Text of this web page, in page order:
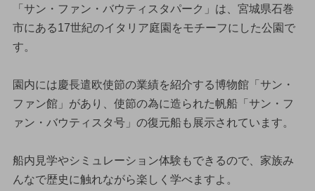
「サン・ファン・バウティスタパーク」は、宮城県石巻
市にある17世紀のイタリア庭園をモチーフにした公園で
す。
園内には慶長遣欧使節の業績を紹介する博物館「サン・
ファン館」があり、使節の為に造られた帆船「サン・フ
ァン・バウティスタ号」の復元船も展示されています。
船内見学やシミュレーション体験もできるので、家族み
んなで歴史に触れながら楽しく学べますよ。